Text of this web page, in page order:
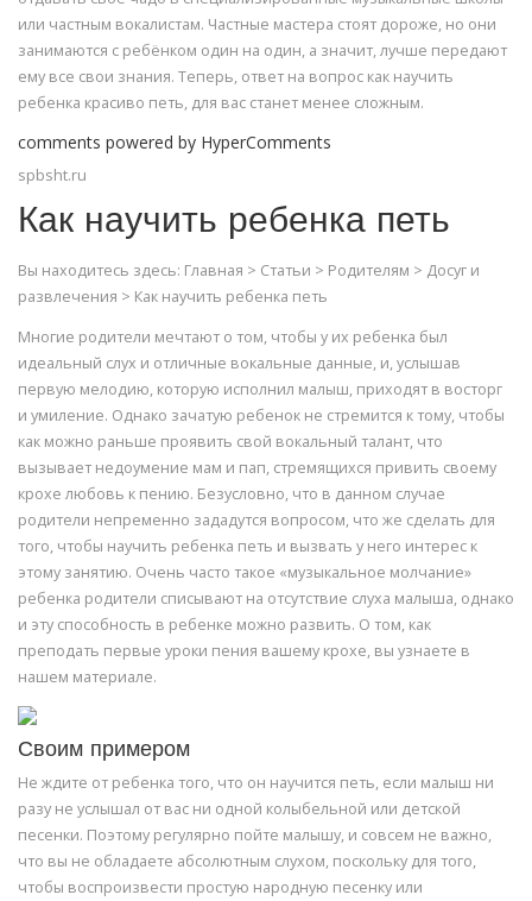
или частным вокалистам. Частные мастера стоят дороже, но они
занимаются с ребёнком один на один, а значит, лучше передают
ему все свои знания. Теперь, ответ на вопрос как научить
ребенка красиво петь, для вас станет менее сложным.
comments powered by HyperComments
spbsht.ru
Как научить ребенка петь
Вы находитесь здесь: Главная > Статьи > Родителям > Досуг и
развлечения > Как научить ребенка петь
Многие родители мечтают о том, чтобы у их ребенка был
идеальный слух и отличные вокальные данные, и, услышав
первую мелодию, которую исполнил малыш, приходят в восторг
и умиление. Однако зачатую ребенок не стремится к тому, чтобы
как можно раньше проявить свой вокальный талант, что
вызывает недоумение мам и пап, стремящихся привить своему
крохе любовь к пению. Безусловно, что в данном случае
родители непременно зададутся вопросом, что же сделать для
того, чтобы научить ребенка петь и вызвать у него интерес к
этому занятию. Очень часто такое «музыкальное молчание»
ребенка родители списывают на отсутствие слуха малыша, однако
и эту способность в ребенке можно развить. О том, как
преподать первые уроки пения вашему крохе, вы узнаете в
нашем материале.
Своим примером
Не ждите от ребенка того, что он научится петь, если малыш ни
разу не услышал от вас ни одной колыбельной или детской
песенки. Поэтому регулярно пойте малышу, и совсем не важно,
что вы не обладаете абсолютным слухом, поскольку для того,
чтобы воспроизвести простую народную песенку или